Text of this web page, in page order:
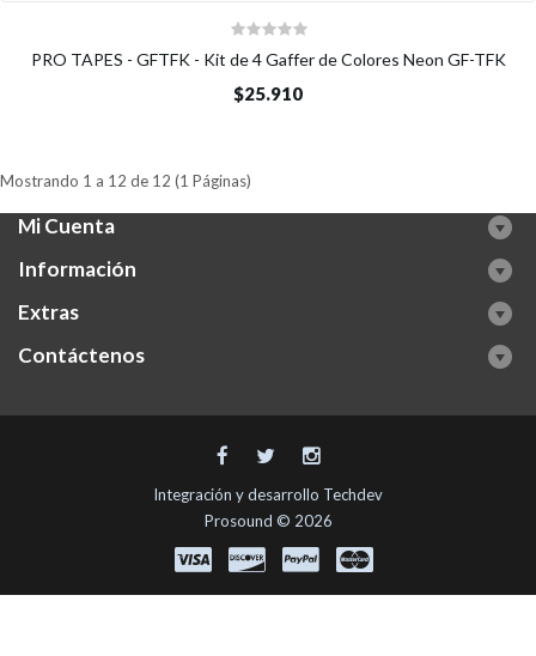
PRO TAPES - GFTFK - Kit de 4 Gaffer de Colores Neon GF-TFK
$25.910
Mostrando 1 a 12 de 12 (1 Páginas)
Mi Cuenta
Información
Extras
Contáctenos
Integración y desarrollo Techdev
Prosound © 2026